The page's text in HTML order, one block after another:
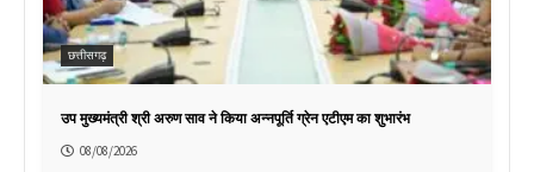
छत्तीसगढ़
उप मुख्यमंत्री श्री अरुण साव ने किया अन्नपूर्ति ग्रेन एटीएम का शुभारंभ
08/08/2026